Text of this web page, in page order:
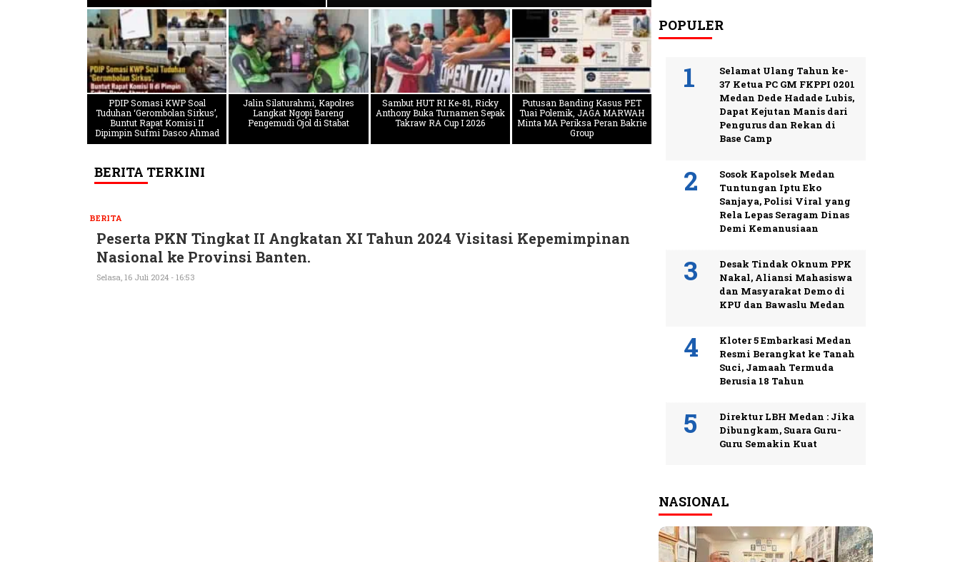
PDIP Somasi KWP Soal
Tuduhan ‘Gerombolan Sirkus’,
Buntut Rapat Komisi II
Dipimpin Sufmi Dasco Ahmad
Jalin Silaturahmi, Kapolres
Langkat Ngopi Bareng
Pengemudi Ojol di Stabat
Sambut HUT RI Ke-81, Ricky
Anthony Buka Turnamen Sepak
Takraw RA Cup I 2026
Putusan Banding Kasus PET
Tuai Polemik, JAGA MARWAH
Minta MA Periksa Peran Bakrie
Group
BERITA TERKINI
BERITA
Peserta PKN Tingkat II Angkatan XI Tahun 2024 Visitasi Kepemimpinan
Nasional ke Provinsi Banten.
Selasa, 16 Juli 2024 - 16:53
POPULER
Selamat Ulang Tahun ke-
37 Ketua PC GM FKPPI 0201
Medan Dede Hadade Lubis,
Dapat Kejutan Manis dari
Pengurus dan Rekan di
Base Camp
Sosok Kapolsek Medan
Tuntungan Iptu Eko
Sanjaya, Polisi Viral yang
Rela Lepas Seragam Dinas
Demi Kemanusiaan
Desak Tindak Oknum PPK
Nakal, Aliansi Mahasiswa
dan Masyarakat Demo di
KPU dan Bawaslu Medan
Kloter 5 Embarkasi Medan
Resmi Berangkat ke Tanah
Suci, Jamaah Termuda
Berusia 18 Tahun
Direktur LBH Medan : Jika
Dibungkam, Suara Guru-
Guru Semakin Kuat
NASIONAL